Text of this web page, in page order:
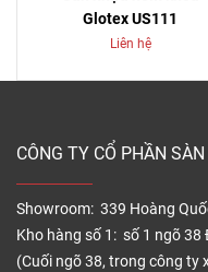
Glotex US111
Liên hệ
CÔNG TY CỔ PHẦN
Showroom: 339 Hoàng
Kho hàng số 1: số 1 ngõ 38
(Cuối ngõ 38, trong công ty